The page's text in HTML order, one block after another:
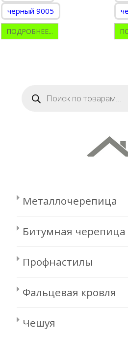
черный 9005
ПОДРОБНЕЕ...
товаров
Металлочерепица
Битумная черепица
Профнастилы
Фальцевая кровля
Чешуя